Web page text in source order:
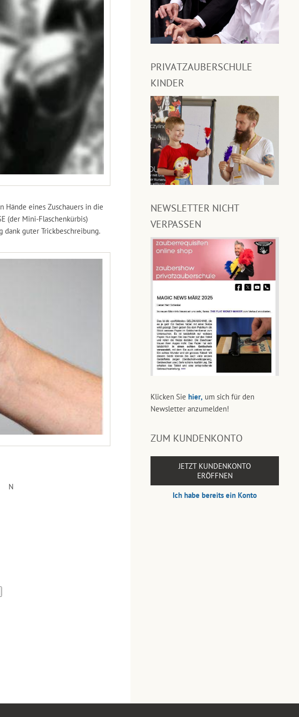
Hände eines Zuschauers in die
(der Mini-Flaschenkürbis)
dank guter Trickbeschreibung.
N
PRIVATZAUBERSCHULE
KINDER
NEWSLETTER NICHT
VERPASSEN
Klicken Sie hier, um sich für den
Newsletter anzumelden!
ZUM KUNDENKONTO
JETZT KUNDENKONTO
ERÖFFNEN
Ich habe bereits ein Konto